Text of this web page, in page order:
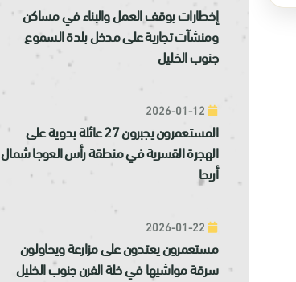
إخطارات بوقف العمل والبناء في مساكن
ومنشآت تجارية على مدخل بلدة السموع
جنوب الخليل
المستعمرون يجبرون 27 عائلة بدوية على
الهجرة القسرية في منطقة رأس العوجا شمال
أريحا
مستعمرون يعتدون على مزارعة ويحاولون
سرقة مواشيها في خلة الفرن جنوب الخليل